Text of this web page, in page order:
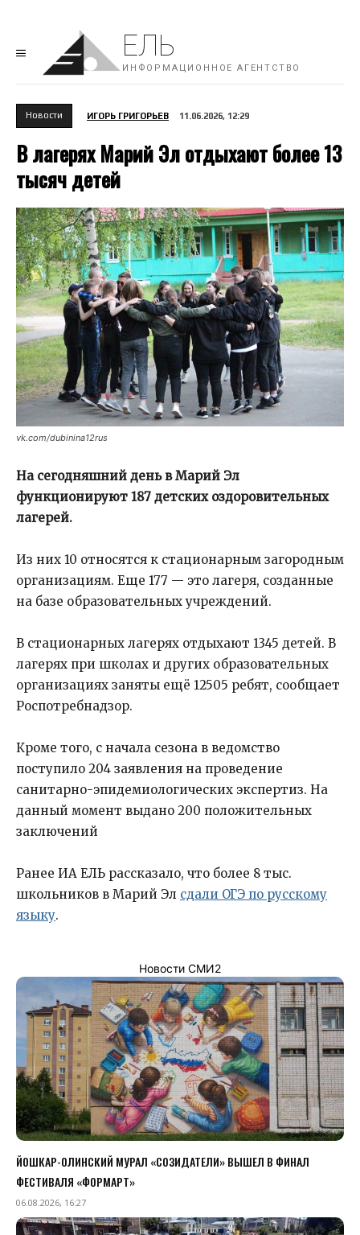
ЕЛЬ
ИНФОРМАЦИОННОЕ АГЕНТСТВО
Новости ИГОРЬ ГРИГОРЬЕВ 11.06.2026, 12:29
В лагерях Марий Эл отдыхают более 13
тысяч детей
vk.com/dubinina12rus
На сегодняшний день в Марий Эл
функционируют 187 детских оздоровительных
лагерей.
Из них 10 относятся к стационарным загородным
организациям. Еще 177 — это лагеря, созданные
на базе образовательных учреждений.
В стационарных лагерях отдыхают 1345 детей. В
лагерях при школах и других образовательных
организациях заняты ещё 12505 ребят, сообщает
Роспотребнадзор.
Кроме того, с начала сезона в ведомство
поступило 204 заявления на проведение
санитарно-эпидемиологических экспертиз. На
данный момент выдано 200 положительных
заключений
Ранее ИА ЕЛЬ рассказало, что более 8 тыс.
школьников в Марий Эл сдали ОГЭ по русскому
языку.
Новости СМИ2
ЙОШКАР-ОЛИНСКИЙ МУРАЛ «СОЗИДАТЕЛИ» ВЫШЕЛ В ФИНАЛ
ФЕСТИВАЛЯ «ФОРМАРТ»
06.08.2026, 16:27